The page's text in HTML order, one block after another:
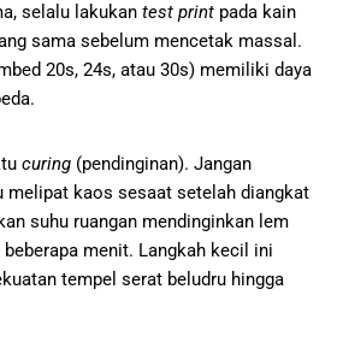
selalu lakukan test print pada kain
sama sebelum mencetak massal.
20s, 24s, atau 30s) memiliki daya
curing (pendinginan). Jangan
melipat kaos sesaat setelah diangkat
suhu ruangan mendinginkan lem
menit. Langkah kecil ini
tempel serat beludru hingga